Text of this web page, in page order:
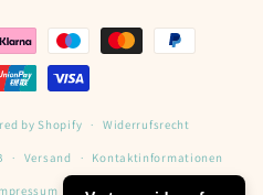
by Shopify Widerrufsrecht
Versand Kontaktinformationen